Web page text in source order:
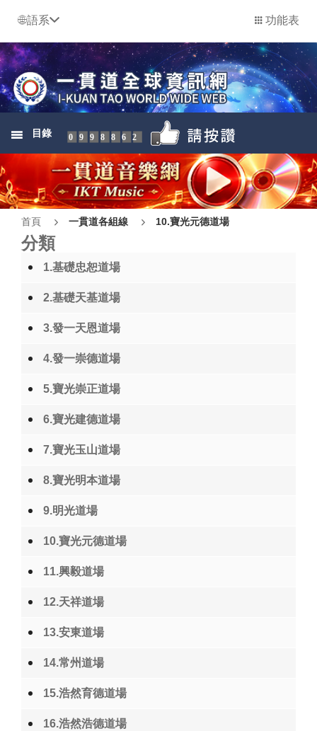
語系 功能表
目錄 0998862
首頁 一貫道各組線 10.寶光元德道場
分類
1.基礎忠恕道場
2.基礎天基道場
3.發一天恩道場
4.發一崇德道場
5.寶光崇正道場
6.寶光建德道場
7.寶光玉山道場
8.寶光明本道場
9.明光道場
10.寶光元德道場
11.興毅道場
12.天祥道場
13.安東道場
14.常州道場
15.浩然育德道場
16.浩然浩德道場